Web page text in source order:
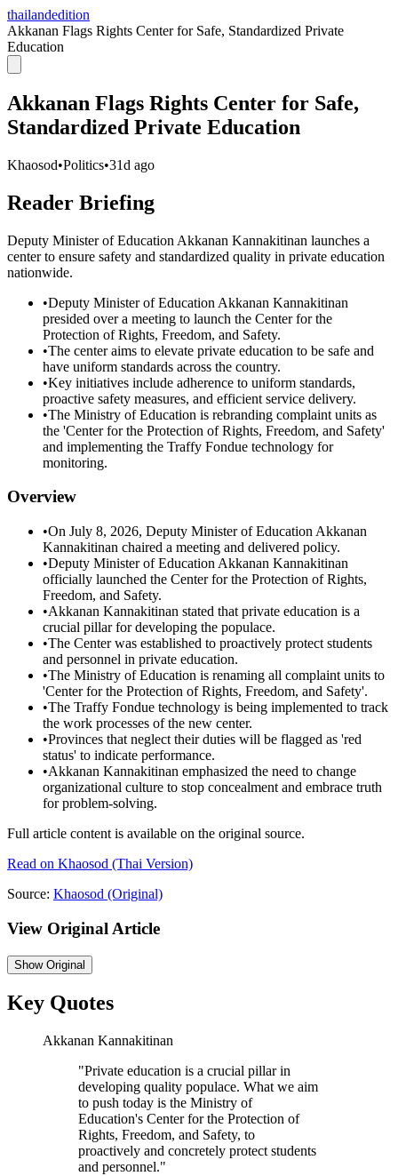
thailandedition
Akkanan Flags Rights Center for Safe, Standardized Private
Education
Akkanan Flags Rights Center for Safe,
Standardized Private Education
Khaosod•Politics•31d ago
Reader Briefing
Deputy Minister of Education Akkanan Kannakitinan launches a
center to ensure safety and standardized quality in private education
nationwide.
•Deputy Minister of Education Akkanan Kannakitinan
presided over a meeting to launch the Center for the
Protection of Rights, Freedom, and Safety.
•The center aims to elevate private education to be safe and
have uniform standards across the country.
•Key initiatives include adherence to uniform standards,
proactive safety measures, and efficient service delivery.
•The Ministry of Education is rebranding complaint units as
the 'Center for the Protection of Rights, Freedom, and Safety'
and implementing the Traffy Fondue technology for
monitoring.
Overview
•On July 8, 2026, Deputy Minister of Education Akkanan
Kannakitinan chaired a meeting and delivered policy.
•Deputy Minister of Education Akkanan Kannakitinan
officially launched the Center for the Protection of Rights,
Freedom, and Safety.
•Akkanan Kannakitinan stated that private education is a
crucial pillar for developing the populace.
•The Center was established to proactively protect students
and personnel in private education.
•The Ministry of Education is renaming all complaint units to
'Center for the Protection of Rights, Freedom, and Safety'.
•The Traffy Fondue technology is being implemented to track
the work processes of the new center.
•Provinces that neglect their duties will be flagged as 'red
status' to indicate performance.
•Akkanan Kannakitinan emphasized the need to change
organizational culture to stop concealment and embrace truth
for problem-solving.
Full article content is available on the original source.
Read on Khaosod (Thai Version)
Source: Khaosod (Original)
View Original Article
ShowOriginal
Key Quotes
Akkanan Kannakitinan
"Private education is a crucial pillar in
developing quality populace. What we aim
to push today is the Ministry of
Education's Center for the Protection of
Rights, Freedom, and Safety, to
proactively and concretely protect students
and personnel."